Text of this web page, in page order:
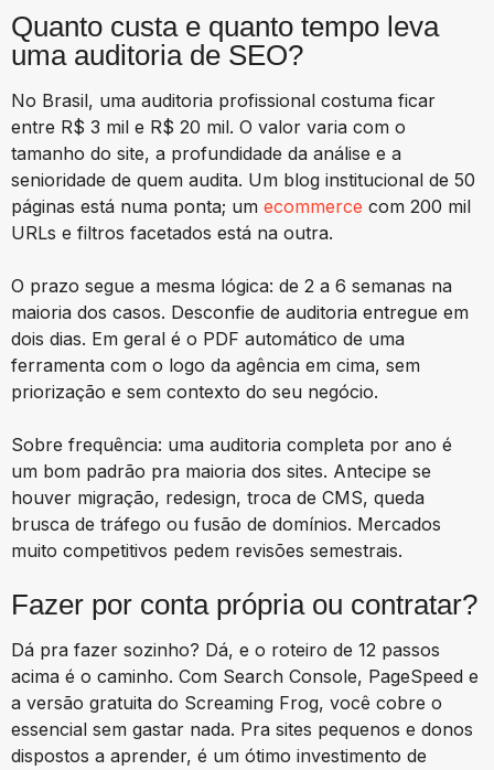
Quanto custa e quanto tempo leva
uma auditoria de SEO?
No Brasil, uma auditoria profissional costuma ficar
entre R$ 3 mil e R$ 20 mil. O valor varia com o
tamanho do site, a profundidade da análise e a
senioridade de quem audita. Um blog institucional de 50
páginas está numa ponta; um ecommerce com 200 mil
URLs e filtros facetados está na outra.
O prazo segue a mesma lógica: de 2 a 6 semanas na
maioria dos casos. Desconfie de auditoria entregue em
dois dias. Em geral é o PDF automático de uma
ferramenta com o logo da agência em cima, sem
priorização e sem contexto do seu negócio.
Sobre frequência: uma auditoria completa por ano é
um bom padrão pra maioria dos sites. Antecipe se
houver migração, redesign, troca de CMS, queda
brusca de tráfego ou fusão de domínios. Mercados
muito competitivos pedem revisões semestrais.
Fazer por conta própria ou contratar?
Dá pra fazer sozinho? Dá, e o roteiro de 12 passos
acima é o caminho. Com Search Console, PageSpeed e
a versão gratuita do Screaming Frog, você cobre o
essencial sem gastar nada. Pra sites pequenos e donos
dispostos a aprender, é um ótimo investimento de